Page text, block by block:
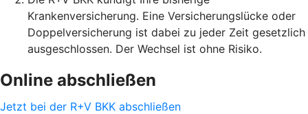
Krankenversicherung. Eine Versicherungslücke oder
Doppelversicherung ist dabei zu jeder Zeit gesetzlich
ausgeschlossen. Der Wechsel ist ohne Risiko.
Online abschließen
Jetzt bei der R+V BKK abschließen